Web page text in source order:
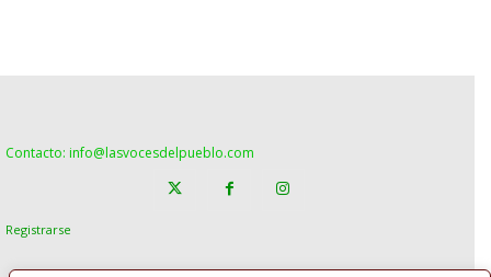
Contacto: info@lasvocesdelpueblo.com
Registrarse